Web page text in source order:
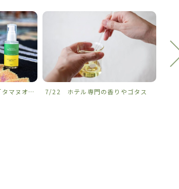
7/23 ハワイの万能薬「タマヌオイル」を沖縄から 𓈒𓏸
7/22 ホテル専門の香りやゴタス